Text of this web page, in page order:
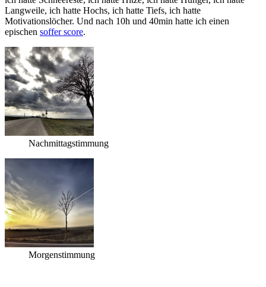
Langweile, ich hatte Hochs, ich hatte Tiefs, ich hatte
Motivationslöcher. Und nach 10h und 40min hatte ich einen
epischen soffer score.
Nachmittagstimmung
Morgenstimmung